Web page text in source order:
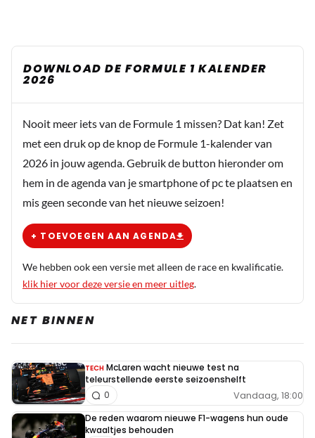
DOWNLOAD DE FORMULE 1 KALENDER
2026
Nooit meer iets van de Formule 1 missen? Dat kan! Zet
met een druk op de knop de Formule 1-kalender van
2026 in jouw agenda. Gebruik de button hieronder om
hem in de agenda van je smartphone of pc te plaatsen en
mis geen seconde van het nieuwe seizoen!
+ TOEVOEGEN AAN AGENDA
We hebben ook een versie met alleen de race en kwalificatie.
klik hier voor deze versie en meer uitleg.
NET BINNEN
TECH McLaren wacht nieuwe test na
teleurstellende eerste seizoenshelft
Vandaag, 18:00
0
De reden waarom nieuwe F1-wagens hun oude
kwaaltjes behouden